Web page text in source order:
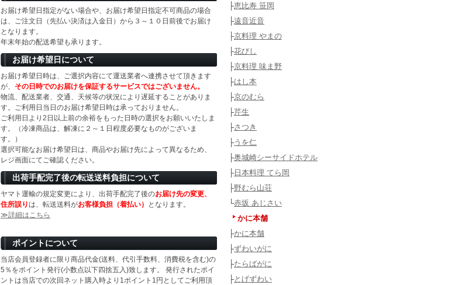
├恵比寿 笹岡
├遠音近音
├京料理 やまの
├花びし
├京料理 味ま野
├はし本
├京のむら
├芹生
├さつき
├うを仁
├奥城崎シーサイドホテル
├日本料理 てら岡
├野むら山荘
└赤坂 あじさい
かに本舗
├かに本舗
├ずわいがに
├たらばがに
├とげずわい
お届け希望日指定がない場合や、お届け希望日指定不可商品の場合
は、ご注文日（先払い決済は入金日）から３～１０日前後でお届け
となります。
年末年始の配送希望も承ります。
お届け希望日について
お届け希望日時は、ご選択内容にて運送業者へ連携させて頂きます
が、 その日時でのお届けを保証するサービスではございません。
物流、配送業者、交通、天候等の状況により遅延することがありま
す。ご利用日当日のお届け希望日時は承っておりません。
ご利用日より2日以上前の余裕をもった日時の選択をお願いいたしま
す。（冷凍商品は、解凍に２～１日程度必要なものがございま
す。）
選択可能なお届け希望日は、商品やお届け先によって異なるため、
レジ画面にてご確認ください。
出荷手配完了後の転送送料負担について
ヤマト運輸の規定変更により、出荷手配完了後のお届け先の変更、
住所誤りは、転送送料がお客様負担（着払い）
となります。
≫詳細はこちら
ポイントについて
当店会員登録者に限り商品代金(送料、代引手数料、消費税を含む)の
5％をポイント発行(小数点以下四捨五入)致します。 発行されたポイ
ントは当店での次回ネット購入時より1ポイント1円としてご利用頂